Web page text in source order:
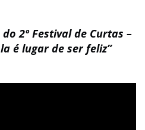
2º Festival de Curtas –
é lugar de ser feliz”